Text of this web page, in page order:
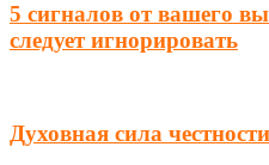
5 сигналов от вашего
следует игнорировать
Духовная сила честности